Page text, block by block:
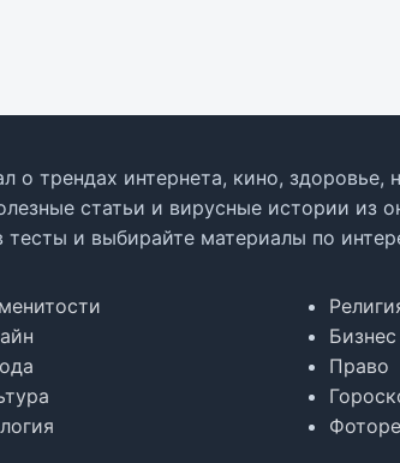
о трендах интернета, кино,
статьи и вирусные истории из
и выбирайте материалы по
Бизнес
Право